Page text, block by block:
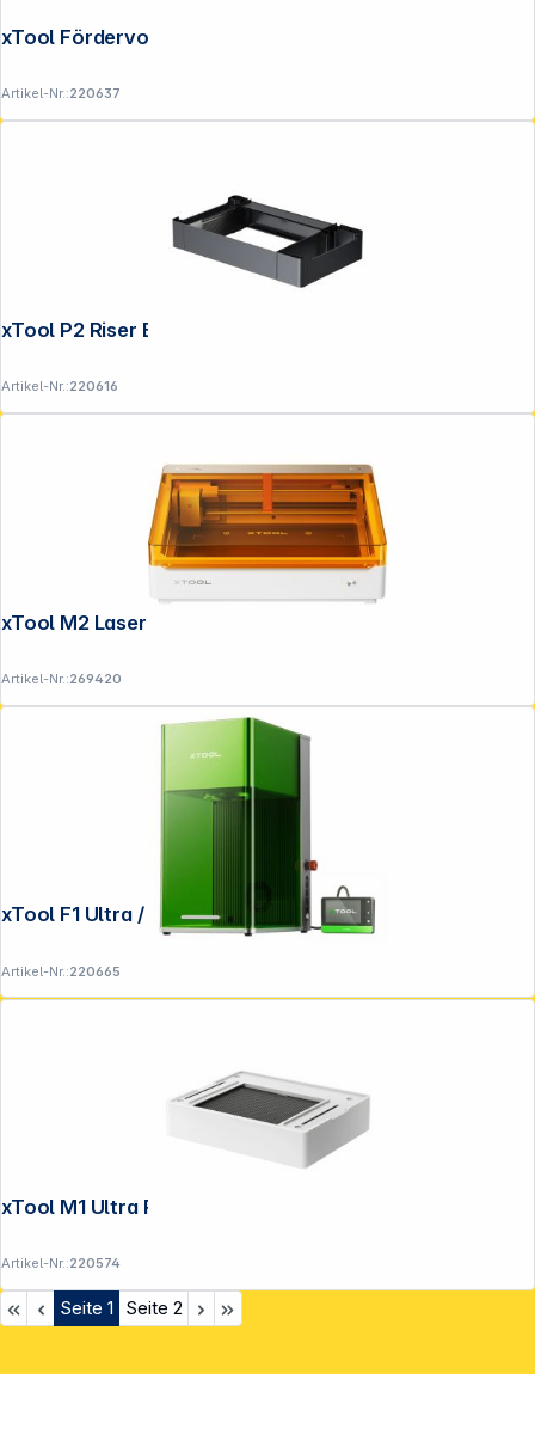
Artikel-Nr.:220637
xTool P2 Riser Base Erhöhung
Artikel-Nr.:220616
xTool M2 Lasergravierer 10W
Artikel-Nr.:269420
xTool F1 Ultra / Class 1
Artikel-Nr.:220665
Artikel-Nr.:220574
Seite 1 Seite 2